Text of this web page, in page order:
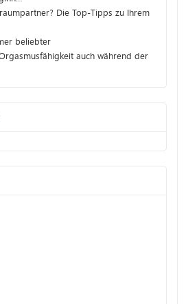
Die Top-Tipps zu Ihrem
beliebter
auch während der